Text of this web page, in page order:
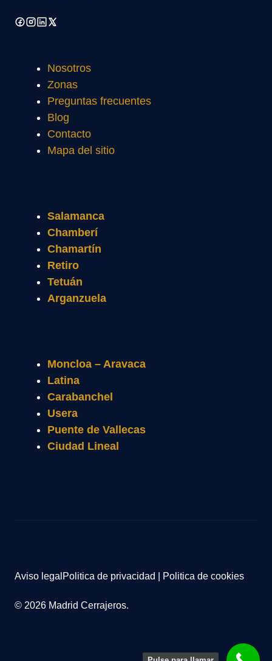
Nosotros
Zonas
Preguntas frecuentes
Blog
Contacto
Mapa del sitio
Salamanca
Chamberí
Chamartín
Retiro
Tetuán
Arganzuela
Moncloa – Aravaca
Latina
Carabanchel
Usera
Puente de Vallecas
Ciudad Lineal
© 2026 Madrid Cerrajeros.
Aviso legal Politica de privacidad Politica de cookies